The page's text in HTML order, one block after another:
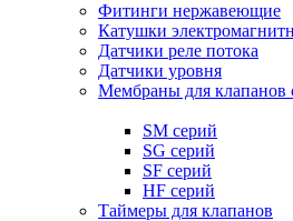
Фитинги нержавеющие
Катушки
Датчики реле потока
Датчики уровня
Мембраны для клапанов
SM серий
SG серий
SF серий
HF серий
Таймеры для клапанов